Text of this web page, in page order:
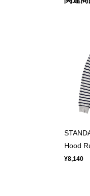
Hood
¥8,140